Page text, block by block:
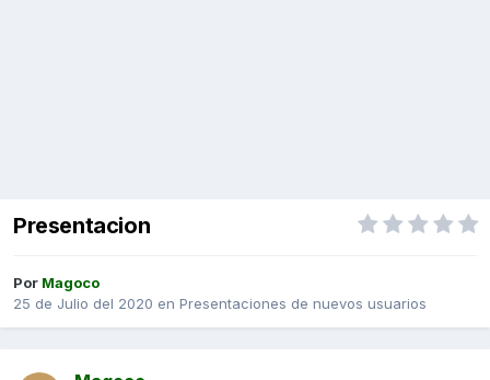
Presentacion
Por Magoco
25 de Julio del 2020 en Presentaciones de nuevos usuarios